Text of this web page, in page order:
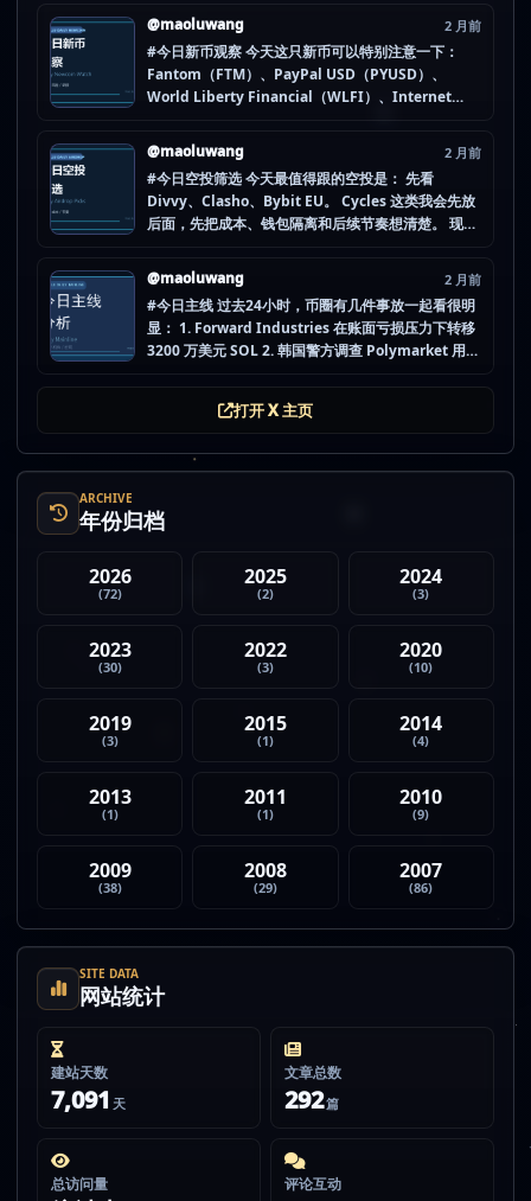
@maoluwang 2 月前
#今日新币观察 今天这只新币可以特别注意一下：
Fantom（FTM）、PayPal USD（PYUSD）、
World Liberty Financial（WLFI）、Internet
而是更像“热度是不是在回流”的样本。 这种时候最怕
把...
@maoluwang 2 月前
#今日空投筛选 今天最值得跟的空投是： 先看
Divvy、Clasho、Bybit EU。 Cycles 这类我会先放
后面，先把成本、钱包隔离和后续节奏想清楚。 现在
都没做扎实。 mao.lu/today-airdrop-selecti… #空
投项目 #...
@maoluwang 2 月前
#今日主线 过去24小时，币圈有几件事放一起看很明
显： 1. Forward Industries 在账面亏损压力下转移
3200 万美元 SOL 2. 韩国警方调查 Polymarket 用户
打开 X 主页
ARCHIVE
年份归档
2026
(72)
2025
(2)
2024
(3)
2023
(30)
2022
(3)
2020
(10)
2019
(3)
2015
(1)
2014
(4)
2013
(1)
2011
(1)
2010
(9)
2009
(38)
2008
(29)
2007
(86)
SITE DATA
网站统计
建站天数
7,091 天
文章总数
292篇
总访问量 评论互动